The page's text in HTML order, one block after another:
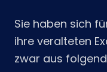
Sie haben sich
ihre veralteten
zwar aus